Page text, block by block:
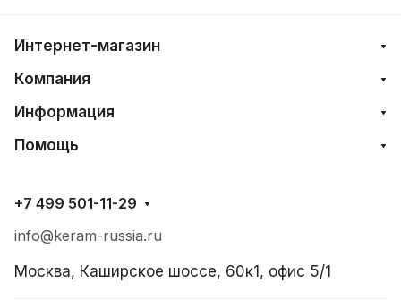
Интернет-магазин
Компания
Информация
Помощь
+7 499 501-11-29
info@keram-russia.ru
Москва, Каширское шоссе, 60к1, офис 5/1